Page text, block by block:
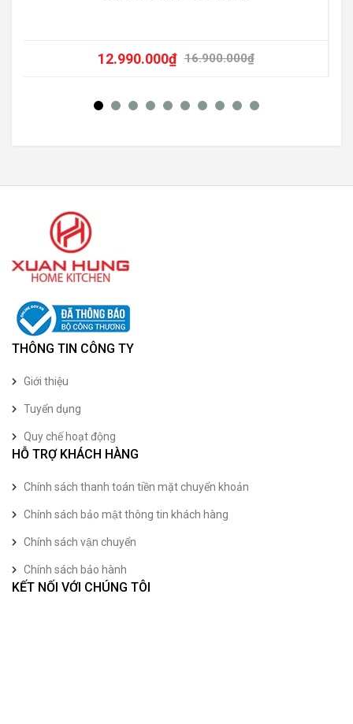
16.900.000₫
12.990.000₫
THÔNG TIN CÔNG TY
Giới thiệu
Tuyển dụng
Quy chế hoạt động
HỖ TRỢ KHÁCH HÀNG
Chính sách thanh toán tiền mặt chuyển khoản
Chính sách bảo mật thông tin khách hàng
Chính sách vận chuyển
Chính sách bảo hành
KẾT NỐI VỚI CHÚNG TÔI